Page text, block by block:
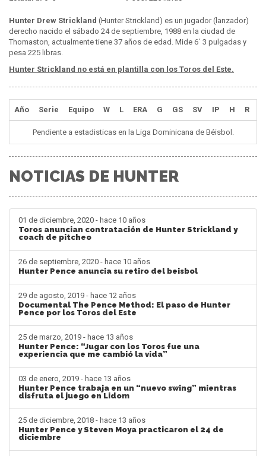
Hunter Drew Strickland (Hunter Strickland) es un jugador (lanzador)
derecho nacido el sábado 24 de septiembre, 1988 en la ciudad de
Thomaston, actualmente tiene 37 años de edad. Mide 6´ 3 pulgadas y
pesa 225 libras.
Hunter Strickland no está en plantilla con los Toros del Este.
Año Serie Equipo W L ERA G GS SV IP H R
Pendiente a estadisticas en la Liga Dominicana de Béisbol.
NOTICIAS DE HUNTER
01 de diciembre, 2020 - hace 10 años
Toros anuncian contratación de Hunter Strickland y
coach de pitcheo
26 de septiembre, 2020 - hace 10 años
Hunter Pence anuncia su retiro del beisbol
29 de agosto, 2019 - hace 12 años
Documental The Pence Method: El paso de Hunter
Pence por los Toros del Este
25 de marzo, 2019 - hace 13 años
Hunter Pence: “Jugar con los Toros fue una
experiencia que me cambió la vida”
03 de enero, 2019 - hace 13 años
Hunter Pence trabaja en un “nuevo swing” mientras
disfruta el juego en Lidom
25 de diciembre, 2018 - hace 13 años
Hunter Pence y Steven Moya practicaron el 24 de
diciembre